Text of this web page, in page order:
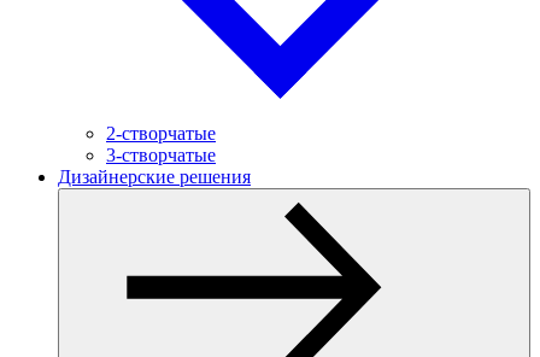
2-створчатые
3-створчатые
Дизайнерские решения